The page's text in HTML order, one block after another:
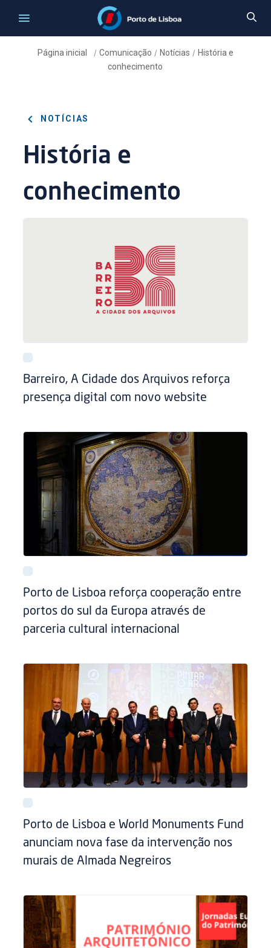
Página inicial / Comunicação / Notícias / História e
conhecimento
NOTÍCIAS
História e
conhecimento
Barreiro, A Cidade dos Arquivos reforça
presença digital com novo website
Porto de Lisboa reforça cooperação entre
portos do sul da Europa através de
parceria cultural internacional
Porto de Lisboa e World Monuments Fund
anunciam nova fase da intervenção nos
murais de Almada Negreiros